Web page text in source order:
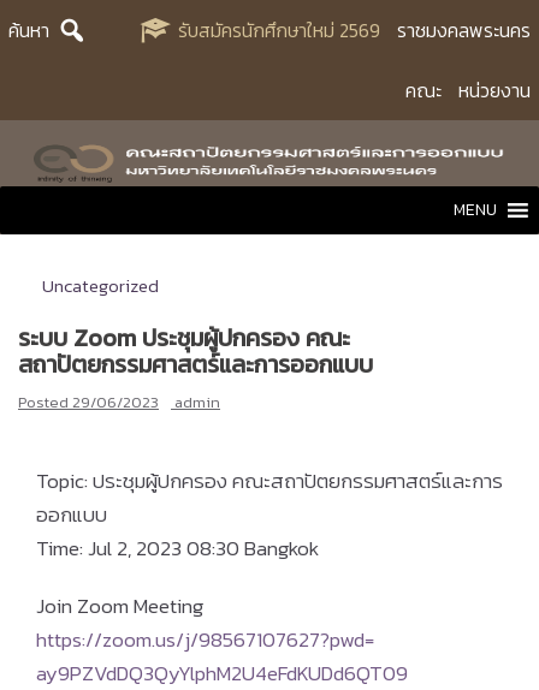
Skipค้นหา รับสมัครนักศึกษาใหม่ 2569 ราชมงคลพระนคร
คณะ หน่วยงาน
MENU
Uncategorized
ระบบ Zoom ประชุมผู้ปกครอง คณะ
สถาปัตยกรรมศาสตร์และการออกแบบ
Posted 29/06/2023 admin
Topic: ประชุมผู้ปกครอง คณะสถาปัตยกรรมศาสตร์และการ
ออกแบบ
Time: Jul 2, 2023 08:30 Bangkok
Join Zoom Meeting
https://zoom.us/j/98567107627?pwd=
ay9PZVdDQ3QyYlphM2U4eFdKUDd6QT09